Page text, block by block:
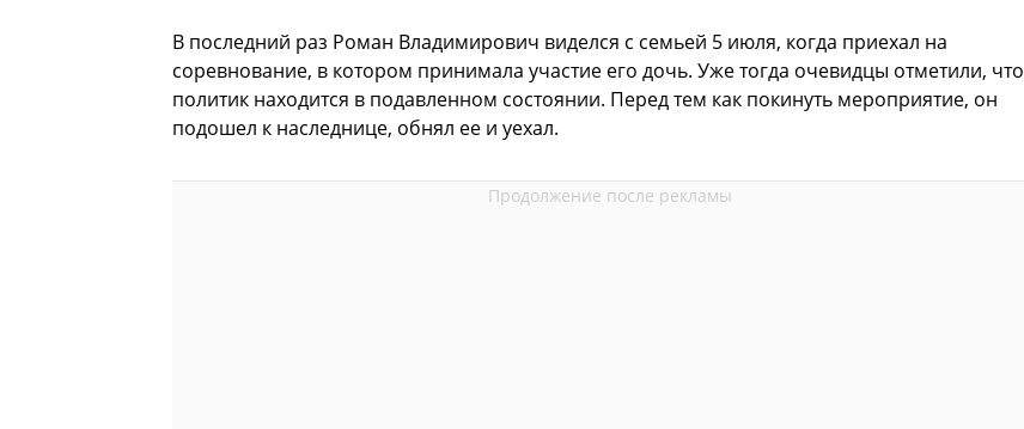
В последний раз Роман Владимирович виделся с семьей 5 июля, когда приехал на
соревнование, в котором принимала участие его дочь. Уже тогда очевидцы отметили, что
политик находится в подавленном состоянии. Перед тем как покинуть мероприятие, он
подошел к наследнице, обнял ее и уехал.